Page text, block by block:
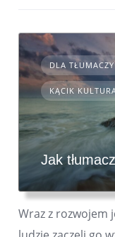
DLA TŁUMACZY
KĄCIK
Jak
Wraz z rozwojem